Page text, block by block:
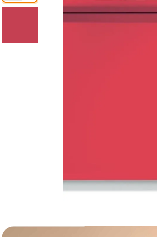
4.
canon